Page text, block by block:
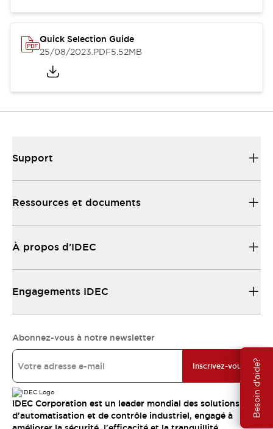
Besoin d'aide?
Quick Selection Guide
25/08/2023.PDF5.52MB
Support
Ressources et documents
À propos d’IDEC
Engagements IDEC
Abonnez-vous à notre newsletter
Inscrivez-vous
IDEC Corporation est un leader mondial des solutions
d'automatisation et de contrôle industriel, engagé à